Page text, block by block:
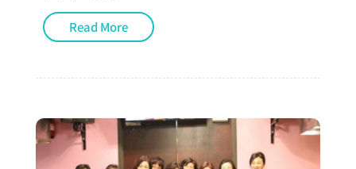
Read More